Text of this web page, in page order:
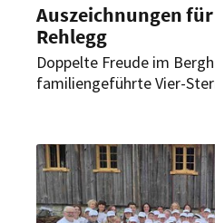
Auszeichnungen
Rehlegg
Doppelte Freude im
familiengeführte Vier-
herausragendes